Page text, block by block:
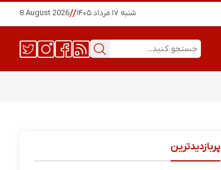
شنبه ۱۷ مرداد ۱۴۰۵ //
8 August 2026
پربازدیدترین